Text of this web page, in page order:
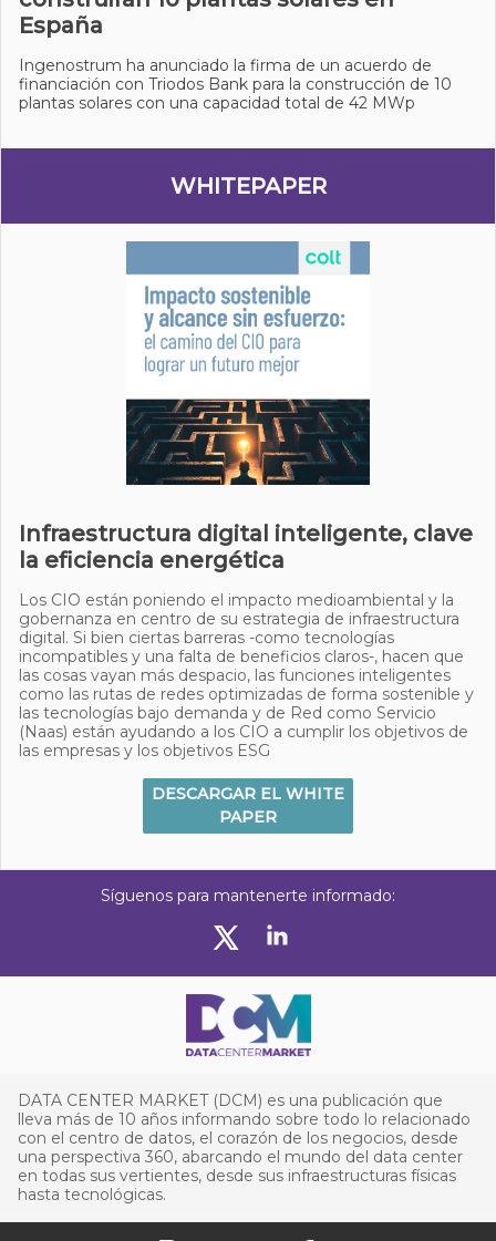
España
Ingenostrum ha anunciado la firma de un acuerdo de
financiación con Triodos Bank para la construcción de 10
plantas solares con una capacidad total de 42 MWp
WHITEPAPER
Infraestructura digital inteligente, clave
la eficiencia energética
Los CIO están poniendo el impacto medioambiental y la
gobernanza en centro de su estrategia de infraestructura
digital. Si bien ciertas barreras -como tecnologías
incompatibles y una falta de beneficios claros-, hacen que
las cosas vayan más despacio, las funciones inteligentes
como las rutas de redes optimizadas de forma sostenible y
las tecnologías bajo demanda y de Red como Servicio
(Naas) están ayudando a los CIO a cumplir los objetivos de
las empresas y los objetivos ESG
DESCARGAR EL WHITE
PAPER
Síguenos para mantenerte informado:
DATA CENTER MARKET (DCM) es una publicación que
lleva más de 10 años informando sobre todo lo relacionado
con el centro de datos, el corazón de los negocios, desde
una perspectiva 360, abarcando el mundo del data center
en todas sus vertientes, desde sus infraestructuras físicas
hasta tecnológicas.